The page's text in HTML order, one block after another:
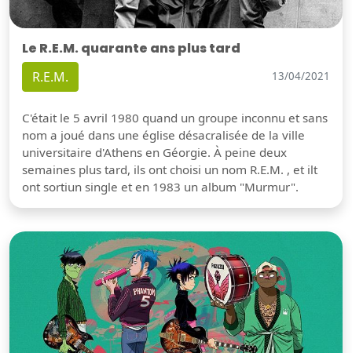
Le R.E.M. quarante ans plus tard
R.E.M. 13/04/2021
C'était le 5 avril 1980 quand un groupe inconnu et sans
nom a joué dans une église désacralisée de la ville
universitaire d'Athens en Géorgie. À peine deux
semaines plus tard, ils ont choisi un nom R.E.M. , et ilt
ont sortiun single et en 1983 un album "Murmur".